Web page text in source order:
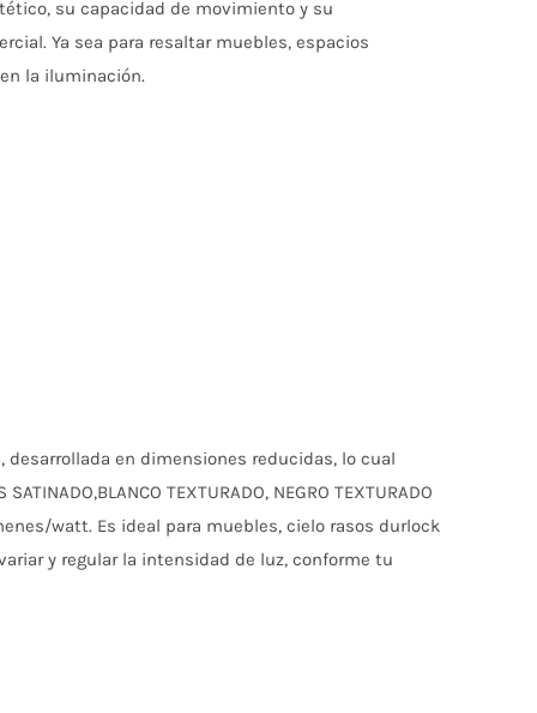
su capacidad de movimiento y su
Ya sea para resaltar muebles, espacios
la iluminación.
desarrollada en dimensiones reducidas, lo cual
TEXTURADO, NEGRO TEXTURADO
watt. Es ideal para muebles, cielo rasos durlock
y regular la intensidad de luz, conforme tu